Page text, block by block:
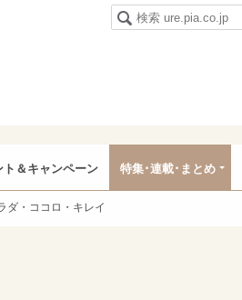
ト＆キャンペーン 特集･連載･まとめ
ダ・ココロ・キレイ